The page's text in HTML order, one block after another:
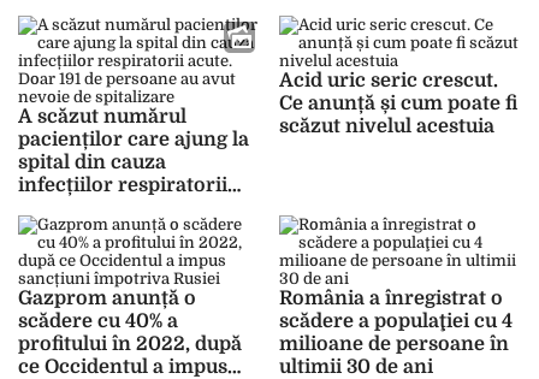
A scăzut numărul
pacienților care ajung la
spital din cauza
infecțiilor respiratorii
persoane au avut nevoie
de spitalizare
Acid uric seric crescut.
Ce anunță și cum poate fi
scăzut nivelul acestuia
Gazprom anunță o
scădere cu 40% a
profitului în 2022, după
ce Occidentul a impus
România a înregistrat o
scădere a populaţiei cu 4
milioane de persoane în
ultimii 30 de ani